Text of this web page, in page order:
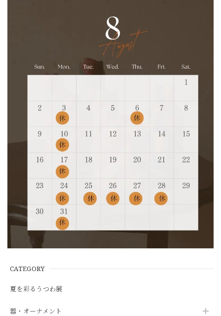
CATEGORY
夏を彩るうつわ展
器・オーナメント